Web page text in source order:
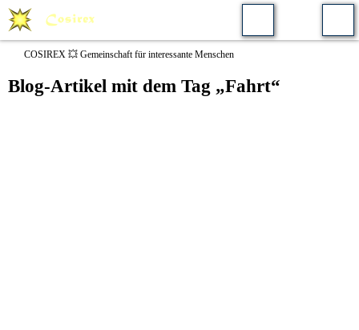
COSIREX 💥 Gemeinschaft für interessante Menschen
Blog-Artikel mit dem Tag „Fahrt“